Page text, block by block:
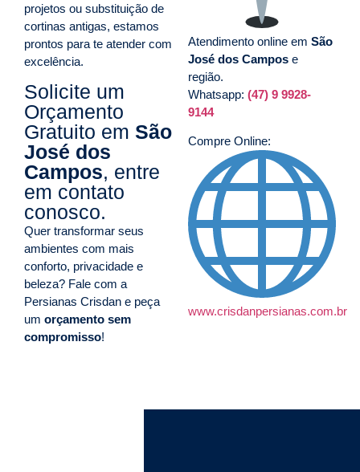
projetos ou substituição de
cortinas antigas, estamos
prontos para te atender com
excelência.
Solicite um
Orçamento
Gratuito em São
José dos
Campos, entre
em contato
conosco.
Quer transformar seus
ambientes com mais
conforto, privacidade e
beleza? Fale com a
Persianas Crisdan e peça
um orçamento sem
compromisso!
Atendimento online em São
José dos Campos e
região.
Whatsapp: (47) 9 9928-
9144
Compre Online:
www.crisdanpersianas.com.br